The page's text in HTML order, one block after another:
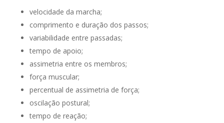
velocidade da marcha;
comprimento e duração dos passos;
variabilidade entre passadas;
tempo de apoio;
assimetria entre os membros;
força muscular;
percentual de assimetria de força;
oscilação postural;
tempo de reação;